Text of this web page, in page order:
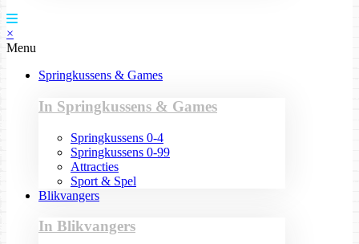
×
Menu
Springkussens & Games
In Springkussens & Games
Springkussens 0-4
Springkussens 0-99
Attracties
Sport & Spel
Blikvangers
In Blikvangers